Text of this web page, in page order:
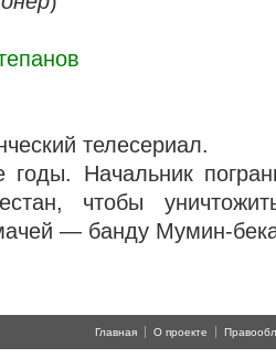
телесериал.
Начальник
чтобы
— банду Мумин-
Главная О проекте